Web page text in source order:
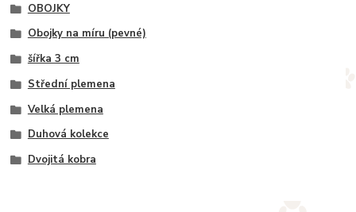
OBOJKY
Obojky na míru (pevné)
šířka 3 cm
Střední plemena
Velká plemena
Duhová kolekce
Dvojitá kobra